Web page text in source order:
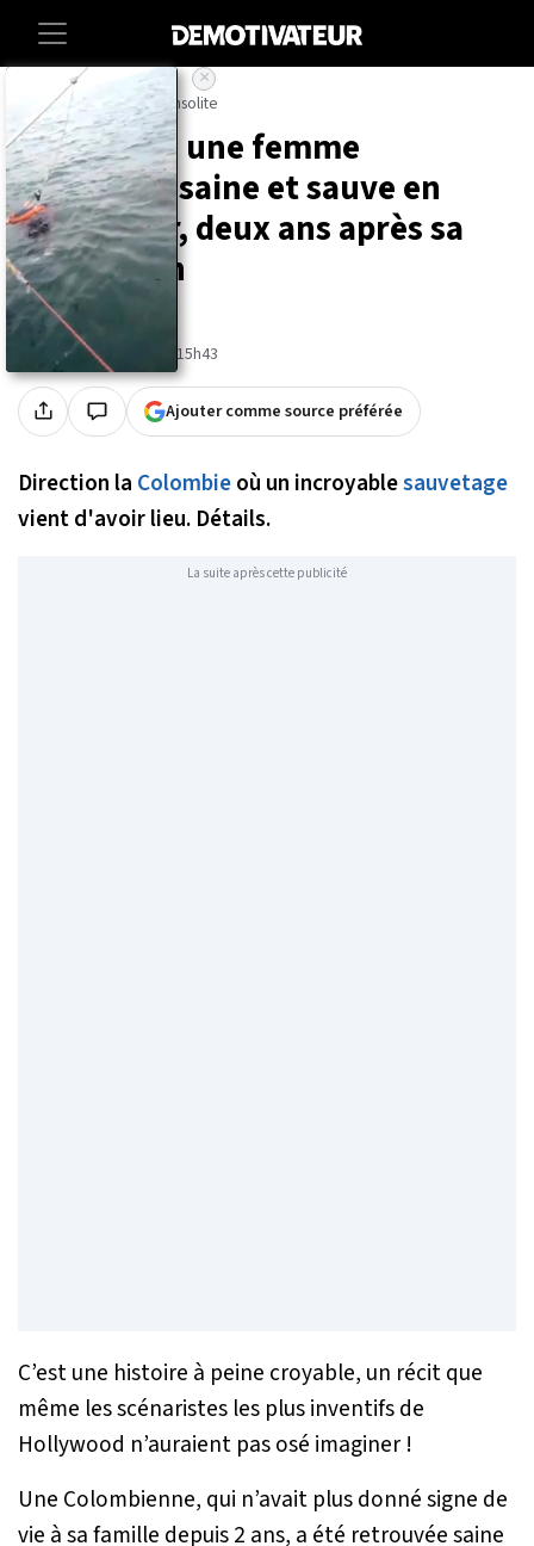
Accueil Societe Insolite
Colombie : une femme
retrouvée saine et sauve en
pleine mer, deux ans après sa
disparition
Par Mathieu D'Hondt
Publié le 30/09/2020 à 15h43
Ajouter comme source préférée
×
Direction la Colombieoù un incroyablesauvetage
vient d'avoir lieu. Détails.
La suite après cette publicité
C’est une histoire à peine croyable, un récit que
même les scénaristes les plus inventifs de
Hollywood n’auraient pas osé imaginer !
Une Colombienne, qui n’avait plus donné signe de
vie à sa famille depuis 2 ans, a été retrouvée saine